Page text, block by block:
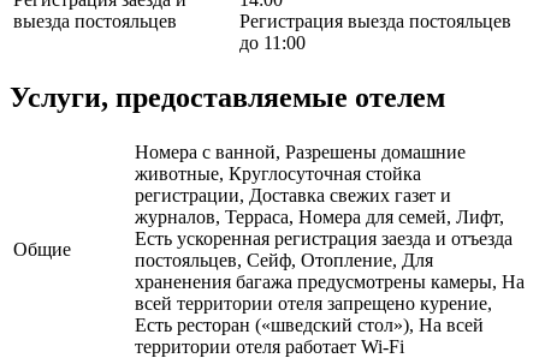
выезда постояльцев
Регистрация выезда постояльцев
до 11:00
Услуги, предоставляемые отелем
Общие
Номера с ванной, Разрешены домашние
животные, Круглосуточная стойка
регистрации, Доставка свежих газет и
журналов, Терраса, Номера для семей, Лифт,
Есть ускоренная регистрация заезда и отъезда
постояльцев, Сейф, Отопление, Для
храненения багажа предусмотрены камеры, На
всей территории отеля запрещено курение,
Есть ресторан («шведский стол»), На всей
территории отеля работает Wi-Fi